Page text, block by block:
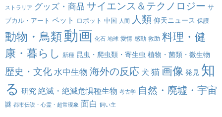
ストラリア グッズ・商品 サイエンス＆テクノロジー サ
ブカル・アート ペット ロボット 中国 人間 人類 仰天ニュース 保護
動物・鳥類動画 化石 地球 愛情 感動 救助 料理・健
康・暮らし
新種 昆虫・爬虫類・寄生虫 植物・菌類・微生物
歴史・文化 水中生物 海外の反応 犬 猫 画像 発見 知
る 研究 絶滅・絶滅危惧種生物 考古学 自然・廃墟・宇宙
謎 都市伝説・心霊・超常現象 面白 飼い主